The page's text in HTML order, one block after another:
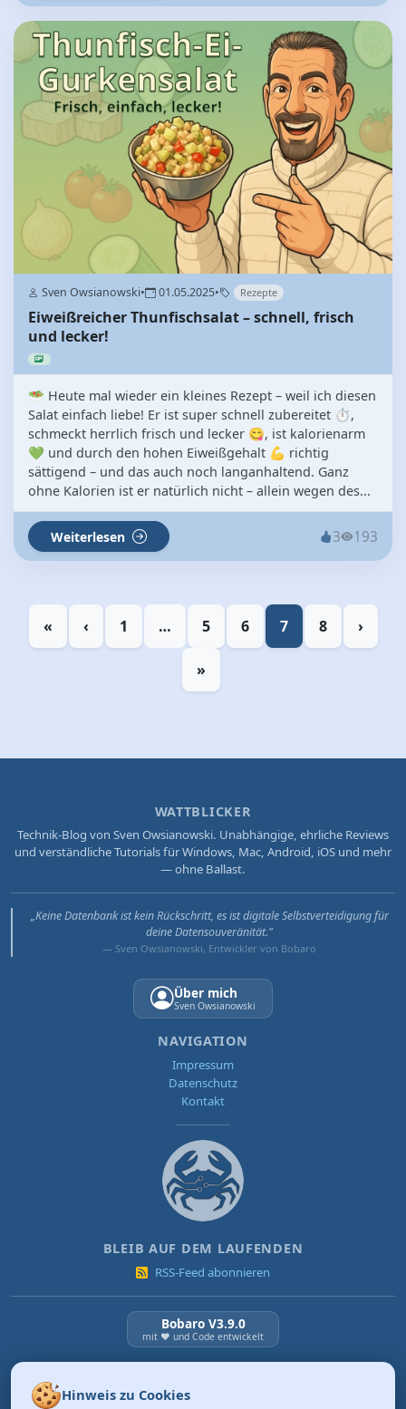
Sven Owsianowski• 01.05.2025• Rezepte
Eiweißreicher Thunfischsalat – schnell, frisch
und lecker!
🥗 Heute mal wieder ein kleines Rezept – weil ich diesen
Salat einfach liebe! Er ist super schnell zubereitet ⏱️,
schmeckt herrlich frisch und lecker 😋, ist kalorienarm
💚 und durch den hohen Eiweißgehalt 💪 richtig
sättigend – und das auch noch langanhaltend. Ganz
ohne Kalorien ist er natürlich nicht – allein wegen des...
Weiterlesen 3 193
« ‹ 1 … 5 6 7 8 ›
»
WATTBLICKER
Technik-Blog von Sven Owsianowski. Unabhängige, ehrliche Reviews
und verständliche Tutorials für Windows, Mac, Android, iOS und mehr
— ohne Ballast.
„Keine Datenbank ist kein Rückschritt, es ist digitale Selbstverteidigung für
deine Datensouveränität."
— Sven Owsianowski, Entwickler von Bobaro
Über mich
Sven Owsianowski
NAVIGATION
Impressum
Datenschutz
Kontakt
BLEIB AUF DEM LAUFENDEN
RSS-Feed abonnieren
Bobaro V3.9.0
mit ❤️ und Code entwickelt
Hinweis zu Cookies